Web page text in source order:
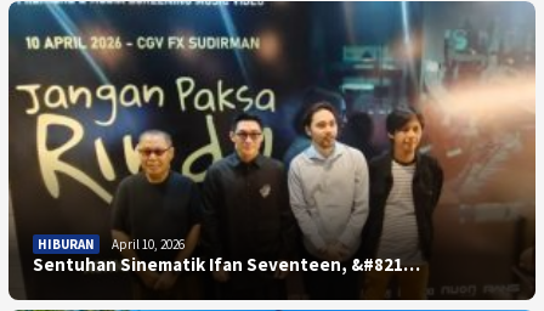
HIBURAN April 10, 2026
Sentuhan Sinematik Ifan Seventeen, &#821…